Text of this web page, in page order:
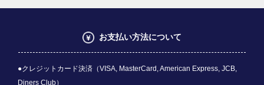
お支払い方法について
●クレジットカード決済（VISA, MasterCard, American Express, JCB,
Diners Club）